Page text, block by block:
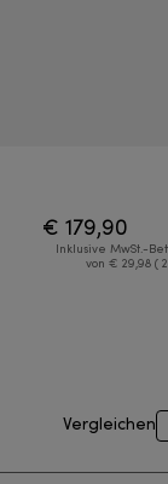
€ 179,90
Inklusive MwSt.-
von € 29,98 (
Vergleichen